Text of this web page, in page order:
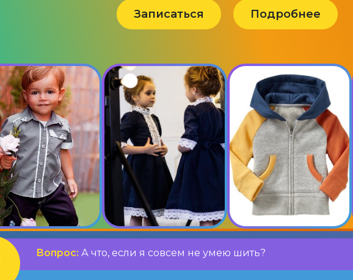
Записаться Подробнее
Вопрос: А что, если я совсем не умею шить?